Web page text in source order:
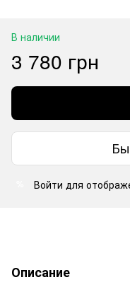
В наличии
3 780 грн
Войти для
Описание